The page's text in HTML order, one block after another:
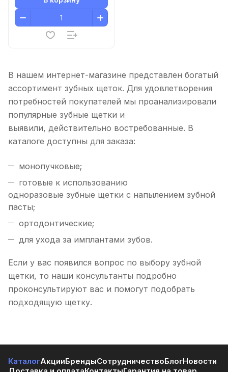
В нашем интернет-магазине представлен богатый
ассортимент зубных щеток. Для удовлетворения
потребностей покупателей мы проанализировали
популярные зубные щетки и
выявили, действительно востребованные. В
каталоге доступны для заказа:
монопучковые;
готовые к использованию
одноразовые зубные щетки с напылением зубной
пасты;
ортодонтические;
для ухода за имплантами зубов.
Если у вас появился вопрос по выбору зубной
щетки, то наши консультанты подробно
проконсультируют вас и помогут подобрать
подходящую щетку.
КаталогАкцииБрендыСотрудничествоБлогНовости